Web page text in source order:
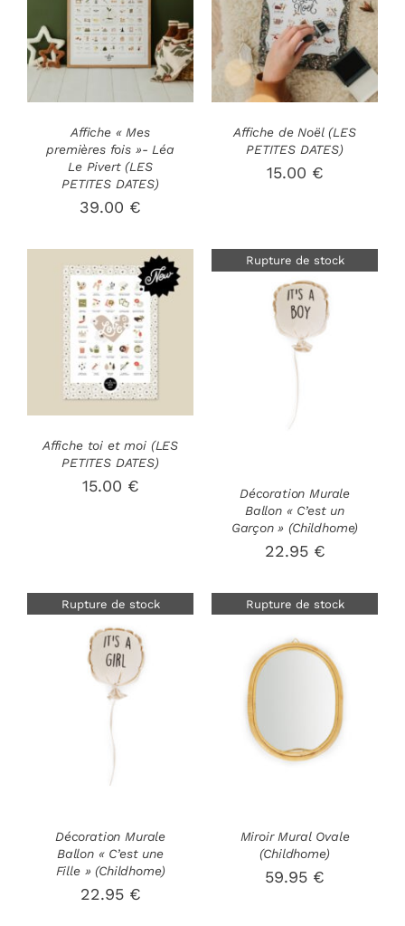
AJOUTER AU
PANIER
/
DÉTAILS
Affiche « Mes
premières fois »- Léa
Le Pivert (LES
PETITES DATES)
39.00 €
DÉTAILS
Affiche de Noël (LES
PETITES DATES)
15.00 €
AJOUTER AU
PANIER
/
DÉTAILS
Affiche toi et moi (LES
PETITES DATES)
15.00 €
Rupture de stock
DÉTAILS
Décoration Murale
Ballon « C’est un
Garçon » (Childhome)
22.95 €
Rupture de stock
DÉTAILS
Décoration Murale
Ballon « C’est une
Fille » (Childhome)
22.95 €
Rupture de stock
Miroir Mural Ovale
(Childhome)
59.95 €